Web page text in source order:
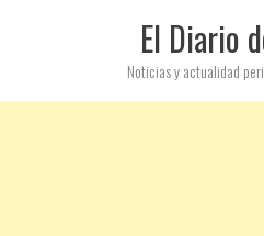
El Diario
Noticias y actualidad